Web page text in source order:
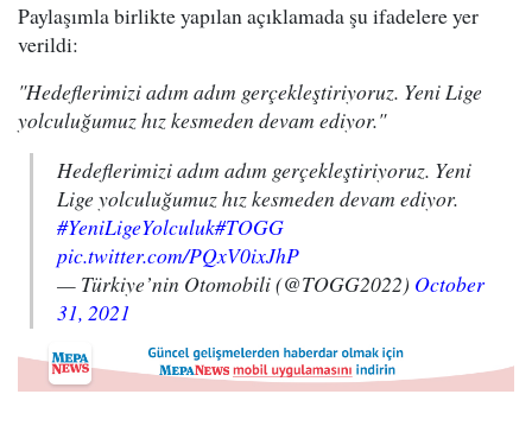
Paylaşımla birlikte yapılan açıklamada şu ifadelere yer
verildi:
"Hedeflerimizi adım adım gerçekleştiriyoruz. Yeni Lige
yolculuğumuz hız kesmeden devam ediyor."
Hedeflerimizi adım adım gerçekleştiriyoruz. Yeni
Lige yolculuğumuz hız kesmeden devam ediyor.
#YeniLigeYolculuk#TOGG
pic.twitter.com/PQxV0ixJhP
— Türkiye’nin Otomobili (@TOGG2022) October
31, 2021